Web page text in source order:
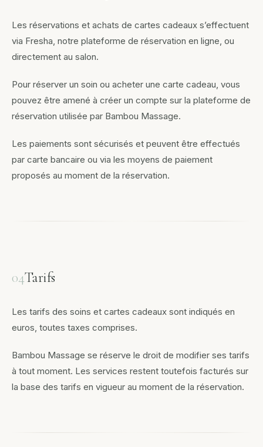
Les réservations et achats de cartes cadeaux s’effectuent
via Fresha, notre plateforme de réservation en ligne, ou
directement au salon.
Pour réserver un soin ou acheter une carte cadeau, vous
pouvez être amené à créer un compte sur la plateforme de
réservation utilisée par Bambou Massage.
Les paiements sont sécurisés et peuvent être effectués
par carte bancaire ou via les moyens de paiement
proposés au moment de la réservation.
04Tarifs
Les tarifs des soins et cartes cadeaux sont indiqués en
euros, toutes taxes comprises.
Bambou Massage se réserve le droit de modifier ses tarifs
à tout moment. Les services restent toutefois facturés sur
la base des tarifs en vigueur au moment de la réservation.